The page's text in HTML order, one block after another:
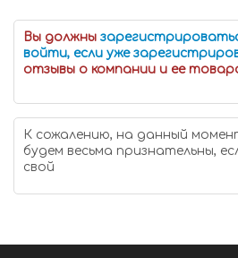
Вы должны
войти, если уже
отзывы о компании и ее
К сожалению, на данный
будем весьма признательны,
свой